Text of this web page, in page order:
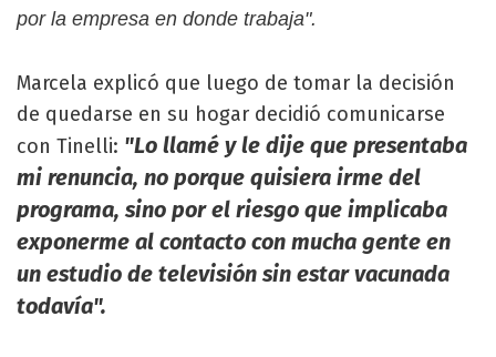
por la empresa en donde trabaja".
Marcela explicó que luego de tomar la decisión
de quedarse en su hogar decidió comunicarse
con Tinelli: "Lo llamé y le dije que presentaba
mi renuncia, no porque quisiera irme del
programa, sino por el riesgo que implicaba
exponerme al contacto con mucha gente en
un estudio de televisión sin estar vacunada
todavía".